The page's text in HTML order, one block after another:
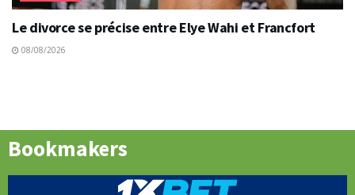
Le divorce se précise entre Elye Wahi et Francfort
08/08/2026
Bookmakers